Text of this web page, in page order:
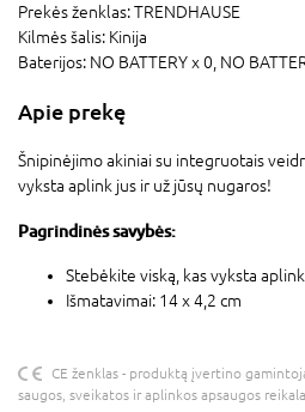
Prekės ženklas:TRENDHAUSE
Kilmės šalis: Kinija
Baterijos: NO BATTERY x 0, NO
Apie prekę
Šnipinėjimo akiniai su integruotais
vyksta aplink jus ir už jūsų nugaros!
Pagrindinės savybės:
Stebėkite viską, kas vyksta
Išmatavimai: 14 x 4,2 cm
CE ženklas - produktą įvertino
saugos, sveikatos ir aplinkos apsaugos